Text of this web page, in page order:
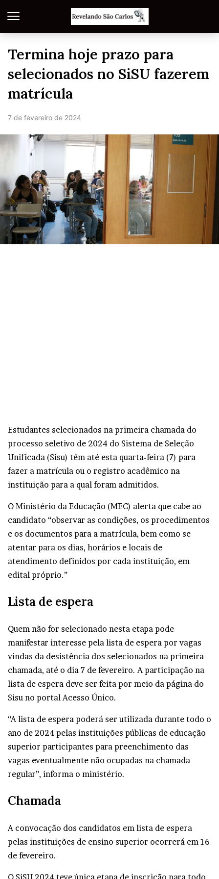
Termina hoje prazo para
selecionados no SiSU fazerem
matrícula
7 de fevereiro de 2024
Estudantes selecionados na primeira chamada do
processo seletivo de 2024 do Sistema de Seleção
Unificada (Sisu) têm até esta quarta-feira (7) para
fazer a matrícula ou o registro acadêmico na
instituição para a qual foram admitidos.
O Ministério da Educação (MEC) alerta que cabe ao
candidato “observar as condições, os procedimentos
e os documentos para a matrícula, bem como se
atentar para os dias, horários e locais de
atendimento definidos por cada instituição, em
edital próprio.”
Lista de espera
Quem não for selecionado nesta etapa pode
manifestar interesse pela lista de espera por vagas
vindas da desistência dos selecionados na primeira
chamada, até o dia 7 de fevereiro. A participação na
lista de espera deve ser feita por meio da página do
Sisu no portal Acesso Único.
“A lista de espera poderá ser utilizada durante todo o
ano de 2024 pelas instituições públicas de educação
superior participantes para preenchimento das
vagas eventualmente não ocupadas na chamada
regular”, informa o ministério.
Chamada
A convocação dos candidatos em lista de espera
pelas instituições de ensino superior ocorrerá em 16
de fevereiro.
O SiSU 2024 teve única etapa de inscrição para todo